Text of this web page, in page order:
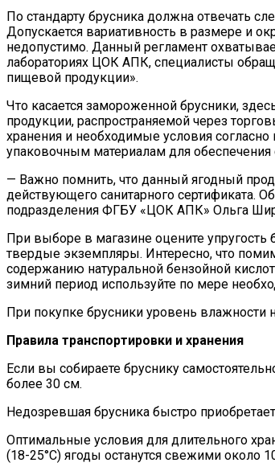
По стандарту брусника должна отвечать
Допускается вариативность в размере и
недопустимо. Данный регламент
лабораториях ЦОК АПК, специалисты
пищевой продукции».
Что касается замороженной брусники,
продукции, распространяемой через
хранения и необходимые условия
упаковочным материалам для обеспечения
— Важно помнить, что данный ягодный
действующего санитарного сертификата.
подразделения ФГБУ «ЦОК АПК» Ольга
При выборе в магазине оцените упругость
твердые экземпляры. Интересно, что
содержанию натуральной бензойной
зимний период используйте по мере
При покупке брусники уровень влажности
Правила транспортировки и хранения
Если вы собираете бруснику
более 30 см.
Недозревшая брусника быстро
Оптимальные условия для длительного
(18-25°C) ягоды останутся свежими около